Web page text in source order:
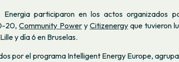
Energia participaron en los actos organizados
20,Community Powery Citizenergyque tuvieron
y día 6 en Bruselas.
por el programa Intelligent Energy Europe,